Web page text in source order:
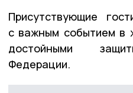
Присутствующие
с важным событием в
достойными
Федерации.